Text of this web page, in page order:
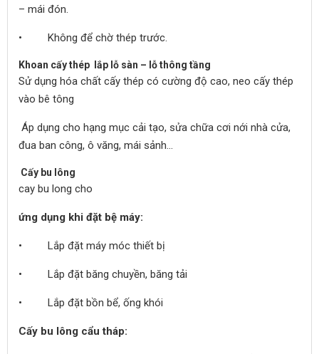
– mái đón.
• Không để chờ thép trước.
Khoan cấy thép lắp lỗ sàn – lỗ thông tầng
Sử dụng hóa chất cấy thép có cường độ cao, neo cấy thép
vào bê tông
Áp dụng cho hạng mục cải tạo, sửa chữa cơi nới nhà cửa,
đua ban công, ô văng, mái sảnh…
Cấy bu lông
cay bu long cho
ứng dụng khi đặt bệ máy:
• Lắp đặt máy móc thiết bị
• Lắp đặt băng chuyền, băng tải
• Lắp đặt bồn bể, ống khói
Cấy bu lông cẩu tháp: